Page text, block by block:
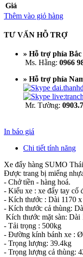
Giá
Thêm vào giỏ hàng
TƯ VẤN HỖ TRỢ
» Hỗ trợ phía Bắc
Ms. Hằng: 0966
» Hỗ trợ phía
Mr. Tường:
In báo giá
Chi tiết tính năng
Xe đẩy hàng SUMO
Được trang bị miếng
- Chở tiền - hàng hoá.
- Kiểu xe : xe đẩy tay cố
- Kích thước : Dài 1170
- Kích thước cả thùng:
Kích thước mặt sàn: Dài
- Tải trọng : 500kg
- Đường kính bánh xe :
- Trọng lượng: 39.4kg
- Trọng lượng cả thùng: